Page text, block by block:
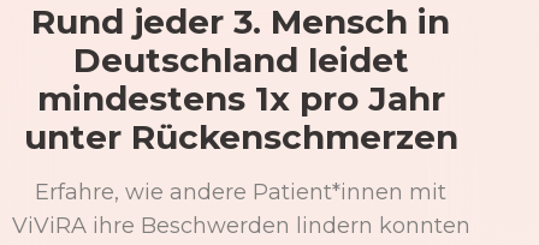
Rund jeder 3. Mensch in
Deutschland leidet
mindestens 1x pro Jahr
unter Rückenschmerzen
Erfahre, wie andere Patient*innen mit
ViViRA ihre Beschwerden lindern konnten